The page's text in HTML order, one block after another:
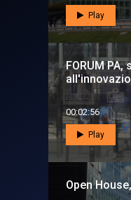
Play
FORUM PA,
00:02:56
Play
Open